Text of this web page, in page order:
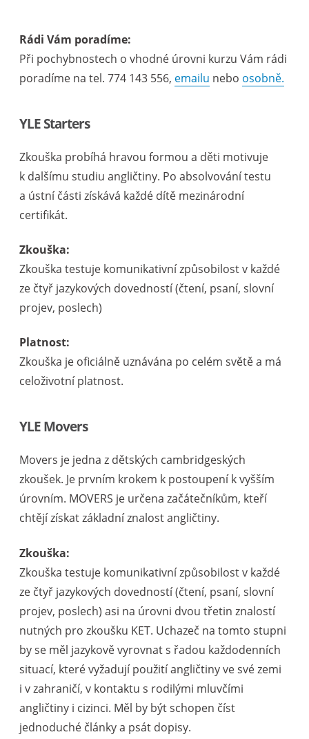
Rádi Vám poradíme:
Při pochybnostech o vhodné úrovni kurzu Vám rádi
poradíme na tel. 774 143 556, emailu nebo osobně.
YLE Starters
Zkouška probíhá hravou formou a děti motivuje
k dalšímu studiu angličtiny. Po absolvování testu
a ústní části získává každé dítě mezinárodní
certifikát.
Zkouška:
Zkouška testuje komunikativní způsobilost v každé
ze čtyř jazykových dovedností (čtení, psaní, slovní
projev, poslech)
Platnost:
Zkouška je oficiálně uznávána po celém světě a má
celoživotní platnost.
YLE Movers
Movers je jedna z dětských cambridgeských
zkoušek. Je prvním krokem k postoupení k vyšším
úrovním. MOVERS je určena začátečníkům, kteří
chtějí získat základní znalost angličtiny.
Zkouška:
Zkouška testuje komunikativní způsobilost v každé
ze čtyř jazykových dovedností (čtení, psaní, slovní
projev, poslech) asi na úrovni dvou třetin znalostí
nutných pro zkoušku KET. Uchazeč na tomto stupni
by se měl jazykově vyrovnat s řadou každodenních
situací, které vyžadují použití angličtiny ve své zemi
i v zahraničí, v kontaktu s rodilými mluvčími
angličtiny i cizinci. Měl by být schopen číst
jednoduché články a psát dopisy.